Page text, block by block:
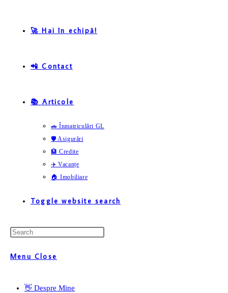
🚀 Hai în echipă!
📲 Contact
📚 Articole
🚗 Înmatriculări GL
🛡️ Asigurări
🏦 Credite
✈️ Vacanțe
🏠 Imobiliare
Toggle website search
Menu Close
👋 Despre Mine